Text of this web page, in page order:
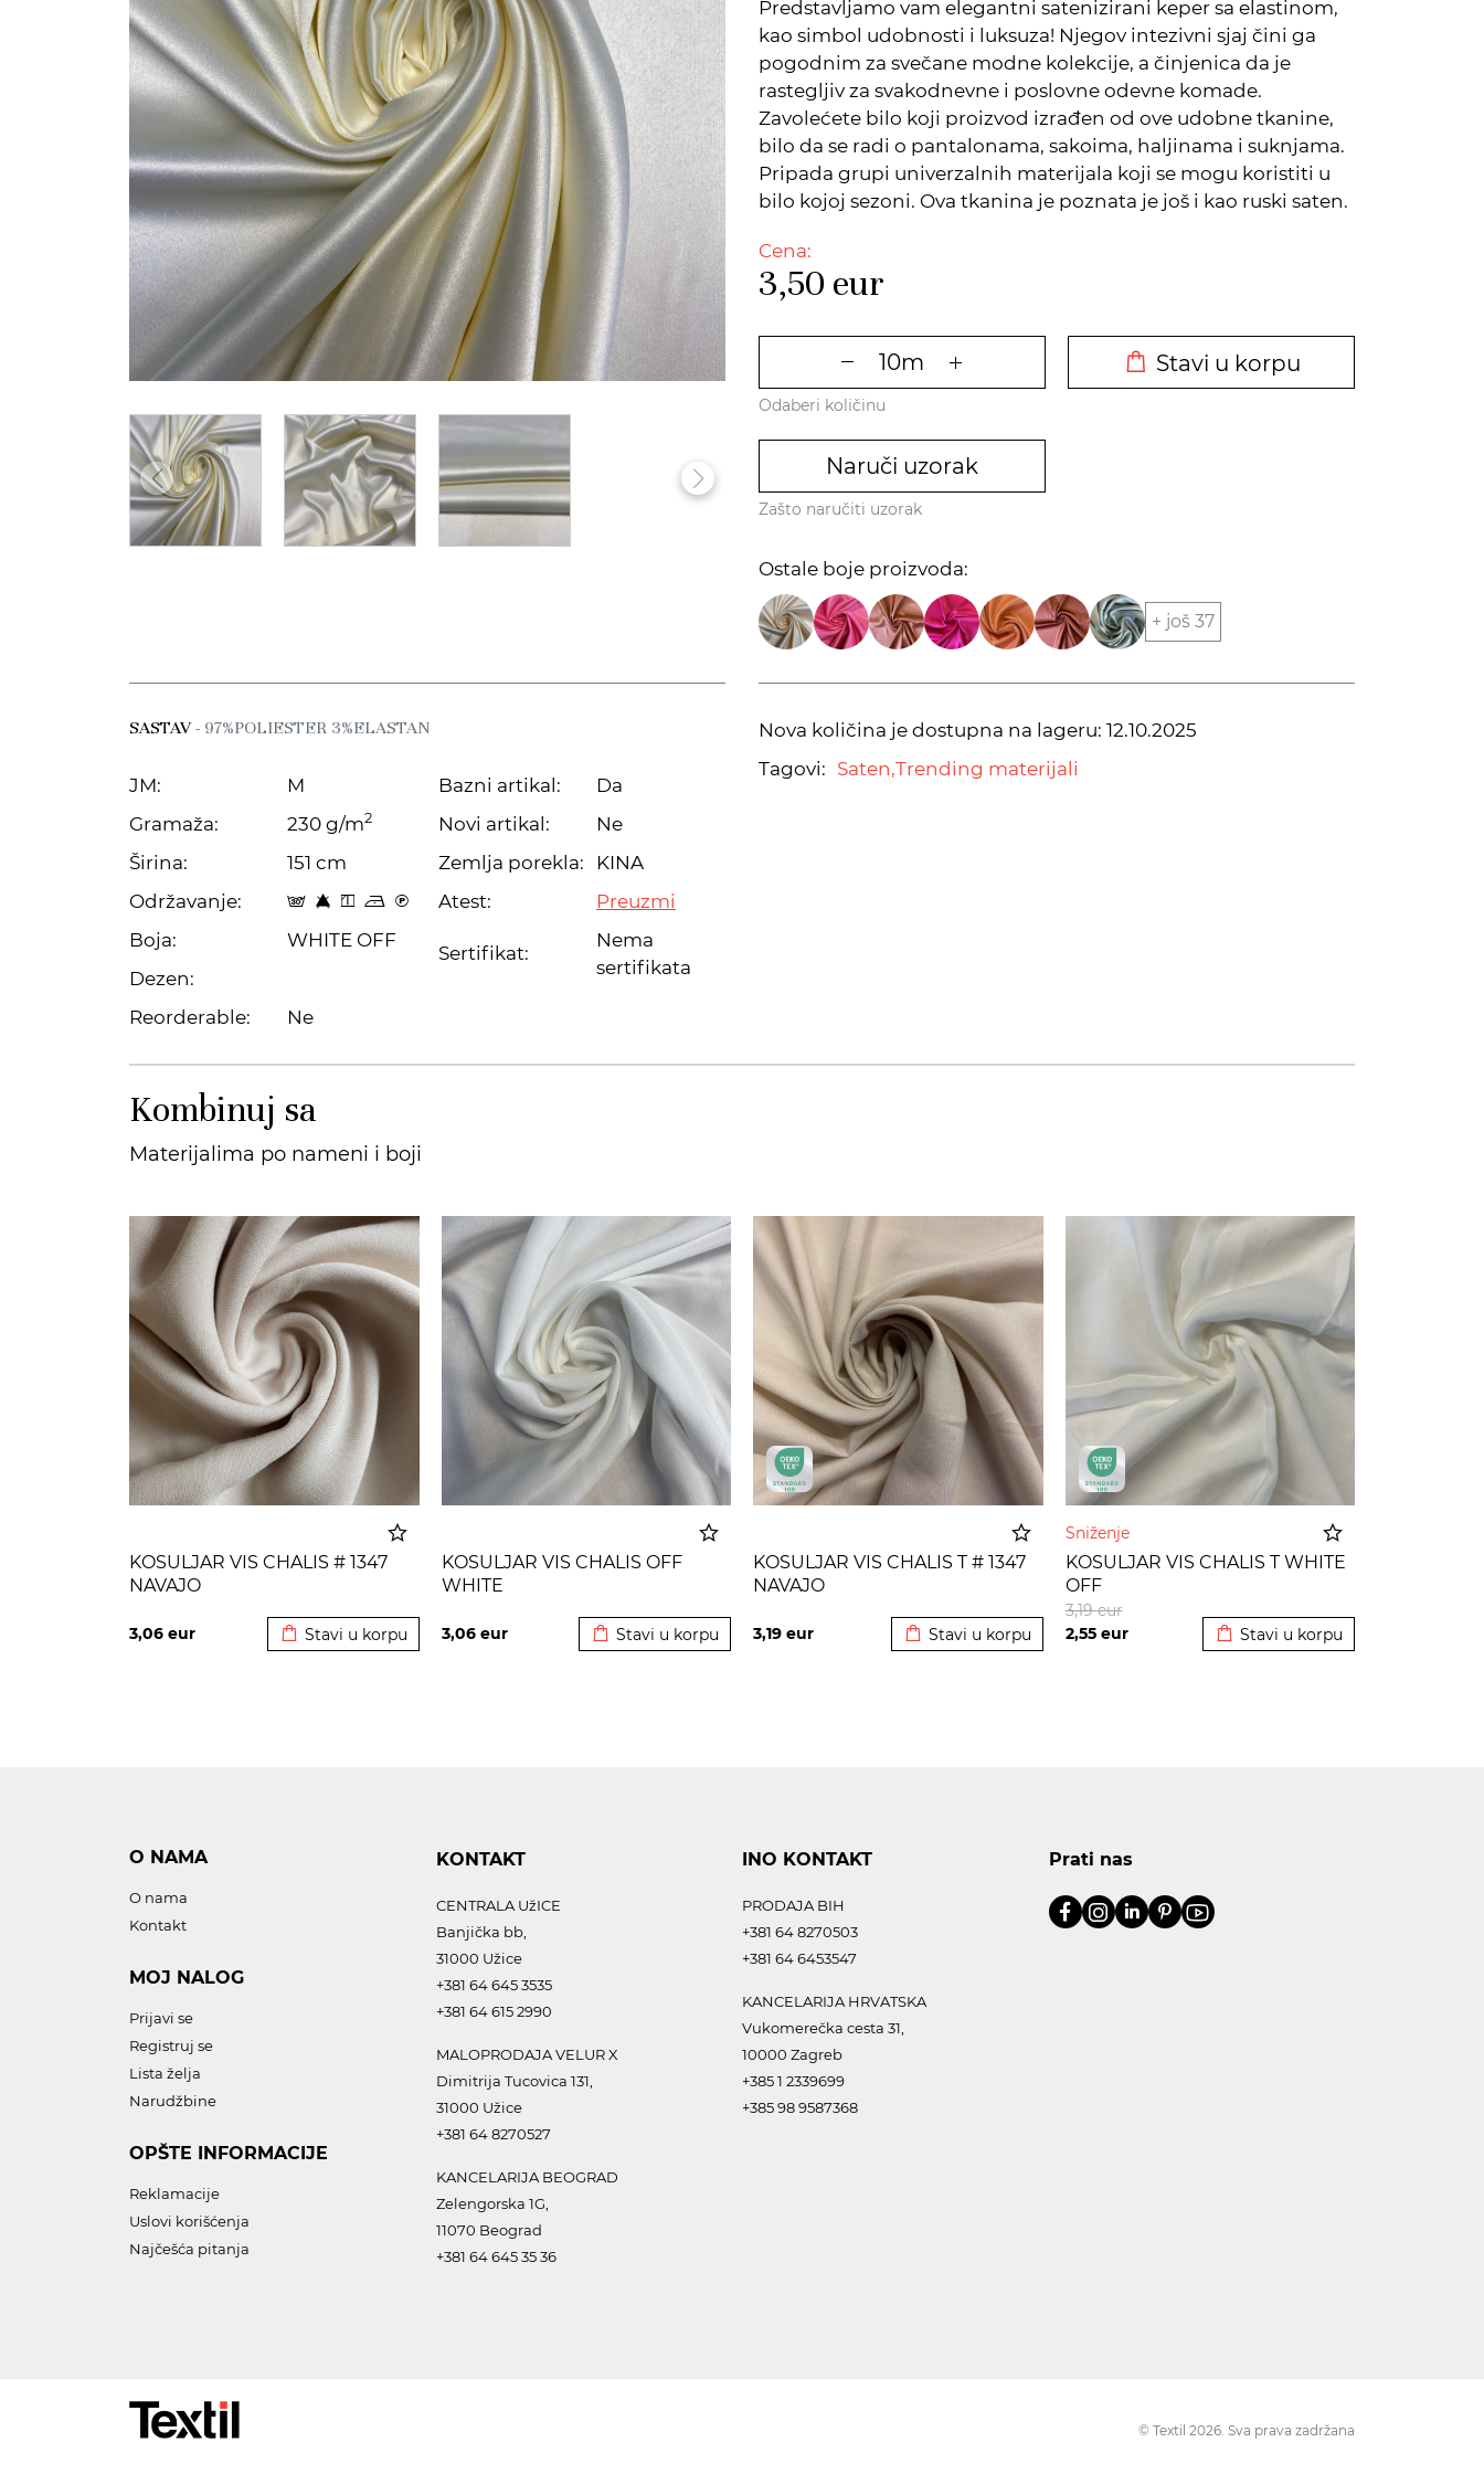
Predstavljamo vam elegantni satenizirani keper sa elastinom,
kao simbol udobnosti i luksuza! Njegov intezivni sjaj čini ga
pogodnim za svečane modne kolekcije, a činjenica da je
rastegljiv za svakodnevne i poslovne odevne komade.
Zavolećete bilo koji proizvod izrađen od ove udobne tkanine,
bilo da se radi o pantalonama, sakoima, haljinama i suknjama.
Pripada grupi univerzalnih materijala koji se mogu koristiti u
bilo kojoj sezoni. Ova tkanina je poznata je još i kao ruski saten.
Cena:
3,50 eur
Stavi u korpu
Odaberi količinu
Naruči uzorak
Zašto naručiti uzorak
Ostale boje proizvoda:
+ još 37
SASTAV- 97%POLIESTER 3%ELASTAN
JM:
M
Gramaža:
230 g/m2
Širina:
151 cm
Održavanje:
s 8 y o C
Boja:
WHITE OFF
Dezen:
Reorderable:
Ne
Bazni artikal:
Da
Novi artikal:
Ne
Zemlja porekla:
KINA
Atest:
Preuzmi
Sertifikat:
Nema
sertifikata
Nova količina je dostupna na lageru: 12.10.2025
Tagovi: Saten,Trending materijali
Kombinuj sa
Materijalima po nameni i boji
KOSULJAR VIS CHALIS # 1347
NAVAJO
3,06 eur Stavi u korpu
KOSULJAR VIS CHALIS OFF
WHITE
3,06 eur Stavi u korpu
KOSULJAR VIS CHALIS T # 1347
NAVAJO
3,19 eur Stavi u korpu
Sniženje
KOSULJAR VIS CHALIS T WHITE
OFF
2,55 eur
3,19eur
Stavi u korpu
O NAMA
O nama
Kontakt
MOJ NALOG
Prijavi se
Registruj se
Lista želja
Narudžbine
OPŠTE INFORMACIJE
Reklamacije
Uslovi korišćenja
Najčešća pitanja
KONTAKT
CENTRALA UžICE
Banjička bb,
31000 Užice
+381 64 645 3535
+381 64 615 2990
MALOPRODAJA VELUR X
Dimitrija Tucovica 131,
31000 Užice
+381 64 8270527
KANCELARIJA BEOGRAD
Zelengorska 1G,
11070 Beograd
+381 64 645 35 36
INO KONTAKT
PRODAJA BIH
+381 64 8270503
+381 64 6453547
KANCELARIJA HRVATSKA
Vukomerečka cesta 31,
10000 Zagreb
+385 1 2339699
+385 98 9587368
Prati nas
© Textil 2026. Sva prava zadržana